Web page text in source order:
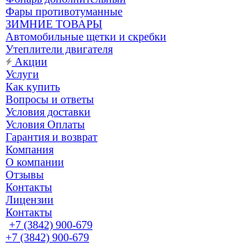
Фары противотуманные
ЗИМНИЕ ТОВАРЫ
Автомобильные щетки и скребки
Утеплители двигателя
Акции
Услуги
Как купить
Вопросы и ответы
Условия доставки
Условия Оплаты
Гарантия и возврат
Компания
О компании
Отзывы
Контакты
Лицензии
Контакты
+7 (3842) 900-679
+7 (3842) 900-679